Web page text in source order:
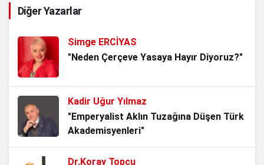
Evladının Hikâyesi.
Kurtuluş Savaşı’nı Tartıştırmak, Tarihle
1 ay önce
Mavi Vatanın Kilidi, Kuzey Kıbrıs Türk
Cumhuriyeti..
1 ay önce
Diğer Yazarlar
Simge ERCİYAS
"Neden Çerçeve Yasaya Hayır Diyoruz?"
Kadir Uğur Yılmaz
"Emperyalist Aklın Tuzağına Düşen Türk
Akademisyenleri"
Dr.Koray Topçu